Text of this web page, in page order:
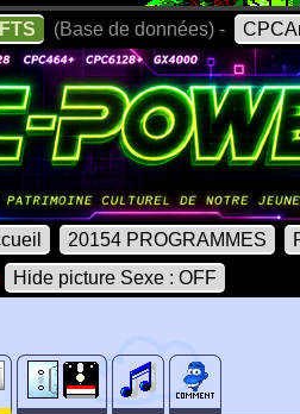
(Base de données) -
20154 PROGRAMMES
Hide picture Sexe : OFF